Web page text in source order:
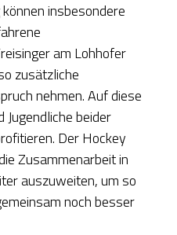
insbesondere
am Lohhofer
zusätzliche
nehmen. Auf diese
Jugendliche beider
Der Hockey
Zusammenarbeit in
auszuweiten, um so
noch besser